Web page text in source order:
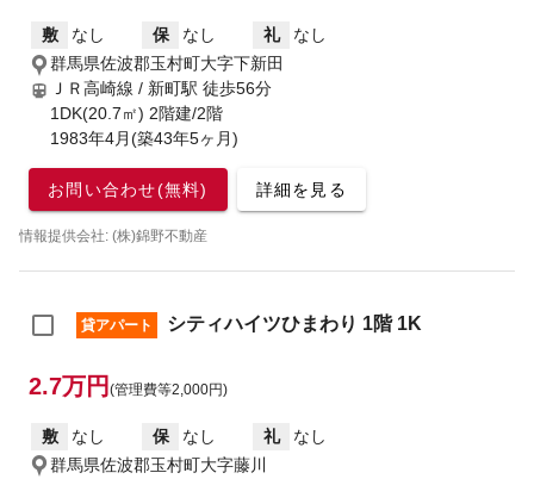
敷 なし 保 なし 礼
なし
群馬県佐波郡玉村町大字下新田
ＪＲ高崎線 / 新町駅 徒歩56分
1DK(20.7㎡) 2階建/2階
1983年4月(築43年5ヶ月)
お問い合わせ(無料) 詳細を見る
情報提供会社: (株)錦野不動産
貸アパート シティハイツひまわり 1階 1K
2.7万円 (管理費等2,000円)
敷 なし 保 なし 礼
なし
群馬県佐波郡玉村町大字藤川